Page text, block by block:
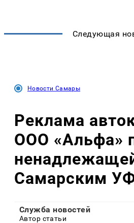
Следующая
Новости Самары
Реклама
ООО «Альфа»
Самарским
Служба новостей
Автор статьи